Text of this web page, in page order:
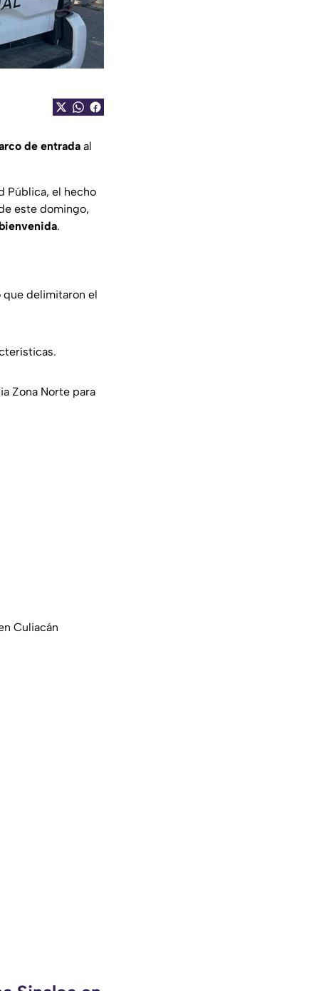
de entrada al
Pública, el hecho
este domingo,
.
que delimitaron el
Zona Norte para
Culiacán